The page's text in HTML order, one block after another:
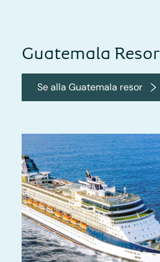
Guatemala Resor
Se alla Guatemala resor